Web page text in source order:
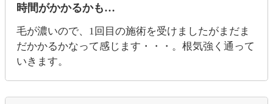
時間がかかるかも…
毛が濃いので、1回目の施術を受けましたがまだま
だかかるかなって感じます・・・。根気強く通って
いきます。